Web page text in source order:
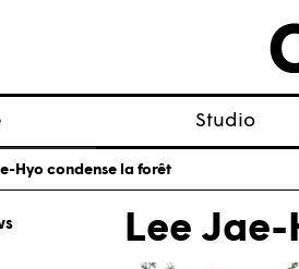
Studio
Hyo condense la forêt
Lee